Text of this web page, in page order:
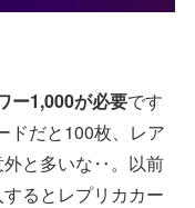
ー1,000が必要です
ドだと100枚、レア
外と多いな‥。以前
るとレプリカカー